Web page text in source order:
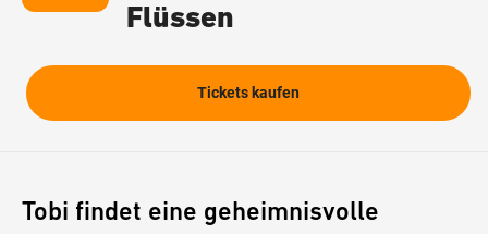
Flüssen
Tickets kaufen
Tobi findet eine geheimnisvolle